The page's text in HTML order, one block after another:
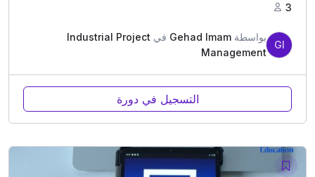
3
GI
بواسطة Gehad Imam في Industrial Project
Management
التسجيل في دورة